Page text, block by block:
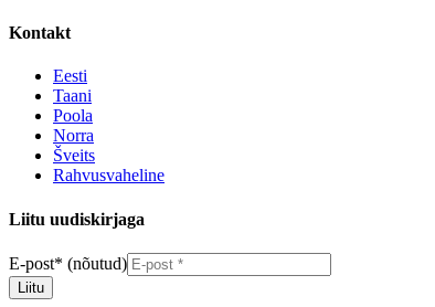
Kontakt
Eesti
Taani
Poola
Norra
Šveits
Rahvusvaheline
Liitu uudiskirjaga
E-post* (nõutud)
Liitu